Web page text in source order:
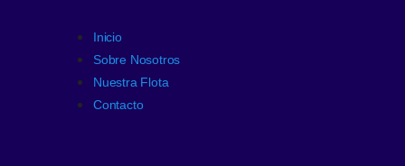
Inicio
Sobre Nosotros
Nuestra Flota
Contacto